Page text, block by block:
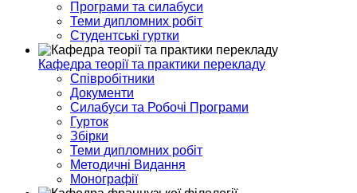
Програми та силабуси
Теми дипломних робіт
Студентські гуртки
Кафедра теорії та практики перекладу
Співробітники
Документи
Силабуси та Робочі Програми
Гурток
Збірки
Теми дипломних робіт
Методичні Видання
Монографії